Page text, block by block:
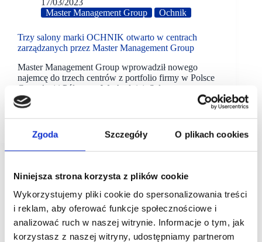
Zgoda Szczegóły O plikach cookies
Niniejsza strona korzysta z plików cookie
Wykorzystujemy pliki cookie do spersonalizowania treści
i reklam, aby oferować funkcje społecznościowe i
analizować ruch w naszej witrynie. Informacje o tym, jak
korzystasz z naszej witryny, udostępniamy partnerom
17/03/2023
Master Management Group
Ochnik
Trzy salony marki OCHNIK otwarto w centrach
zarządzanych przez Master Management Group
Master Management Group wprowadził nowego
najemcę do trzech centrów z portfolio firmy w Polsce
Centralnej i Północno-Wschodniej. Salony
renomowanej polskiej marki OCHNIK przywitały
klientów w Ciechanowie, Kutnie i w Ełku na łącznej
powierzchni 465 m².